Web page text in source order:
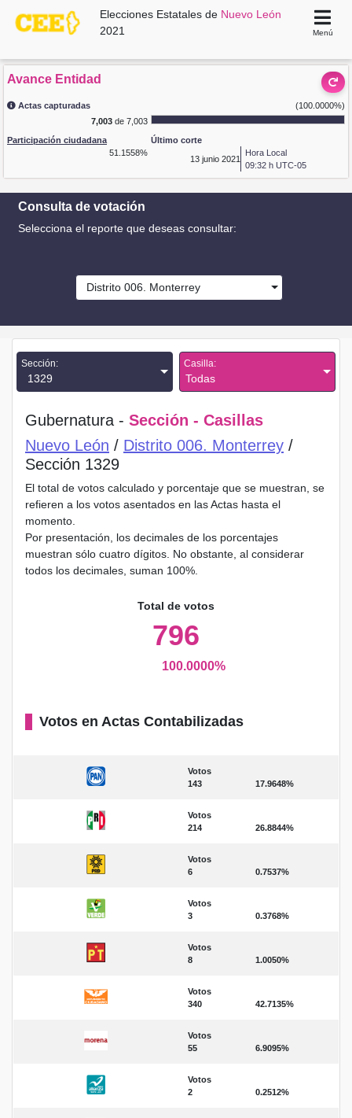
Elecciones Estatales de Nuevo León
2021
Menú
Avance Entidad
Actas capturadas
(100.0000%)
7,003de 7,003
Participación ciudadana
51.1558%
Último corte
13 junio 2021
Hora Local
09:32 h UTC-05
Consulta de votación
Selecciona el reporte que deseas consultar:
Distrito 006. Monterrey
Sección:
1329
Casilla:
Todas
Gubernatura - Sección - Casillas
Nuevo León / Distrito 006. Monterrey /
Sección 1329
El total de votos calculado y porcentaje que se muestran, se
refieren a los votos asentados en las Actas hasta el
momento.
Por presentación, los decimales de los porcentajes
muestran sólo cuatro dígitos. No obstante, al considerar
todos los decimales, suman 100%.
Total de votos
796
100.0000%
Votos en Actas Contabilizadas
Votos
143
17.9648%
Votos
214
26.8844%
Votos
6
0.7537%
Votos
3
0.3768%
Votos
8
1.0050%
Votos
340
42.7135%
Votos
55
6.9095%
Votos
2
0.2512%